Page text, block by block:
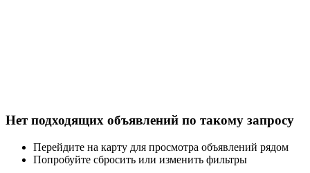
Нет подходящих объявлений по такому запросу
Перейдите на карту для просмотра объявлений рядом
Попробуйте сбросить или изменить фильтры